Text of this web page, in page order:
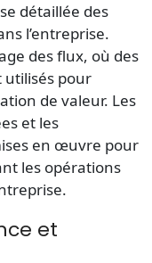
détaillée des
l’entreprise.
des flux, où des
utilisés pour
de valeur. Les
et les
en œuvre pour
les opérations
et